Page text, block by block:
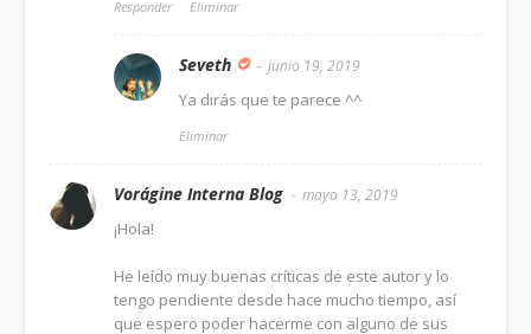
Responder Eliminar
Seveth junio 19, 2019
Ya dirás que te parece ^^
Eliminar
Vorágine Interna Blog mayo 13, 2019
¡Hola!
He leído muy buenas críticas de este autor y lo
tengo pendiente desde hace mucho tiempo, así
que espero poder hacerme con alguno de sus